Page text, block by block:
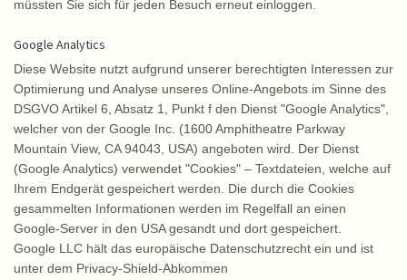
müssten Sie sich für jeden Besuch erneut einloggen.
Google Analytics
Diese Website nutzt aufgrund unserer berechtigten Interessen zur
Optimierung und Analyse unseres Online-Angebots im Sinne des
DSGVO Artikel 6, Absatz 1, Punkt f den Dienst "Google Analytics",
welcher von der Google Inc. (1600 Amphitheatre Parkway
Mountain View, CA 94043, USA) angeboten wird. Der Dienst
(Google Analytics) verwendet "Cookies" – Textdateien, welche auf
Ihrem Endgerät gespeichert werden. Die durch die Cookies
gesammelten Informationen werden im Regelfall an einen
Google-Server in den USA gesandt und dort gespeichert.
Google LLC hält das europäische Datenschutzrecht ein und ist
unter dem Privacy-Shield-Abkommen